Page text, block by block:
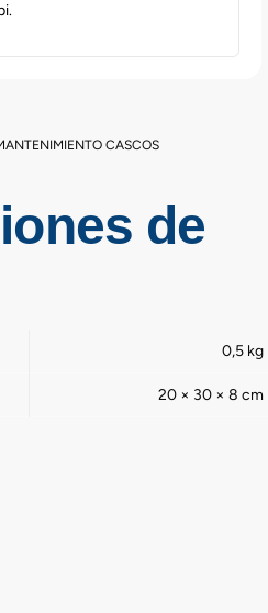
CASCOS
de
0,5 kg
20 × 30 × 8 cm